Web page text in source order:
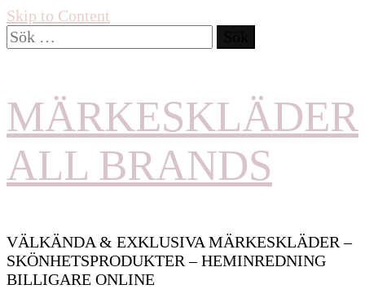
Skip to Content
Sök
efter:
MÄRKESKLÄDER
ALL BRANDS
VÄLKÄNDA & EXKLUSIVA MÄRKESKLÄDER –
SKÖNHETSPRODUKTER – HEMINREDNING
BILLIGARE ONLINE